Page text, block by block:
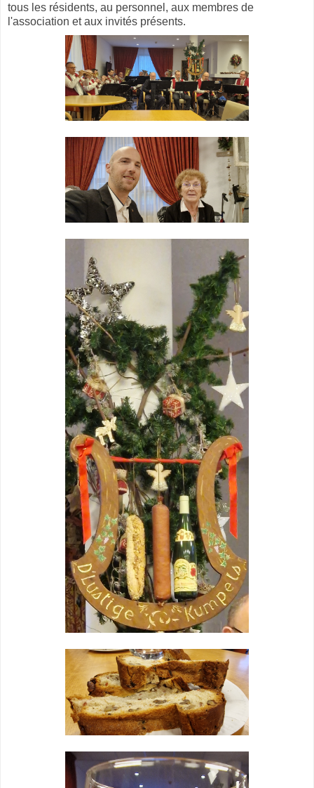
tous les résidents, au personnel, aux membres de
l'association et aux invités présents.